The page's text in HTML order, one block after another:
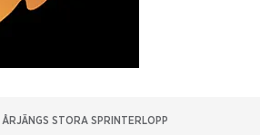
ÅRJÄNGS STORA SPRINTERLOPP